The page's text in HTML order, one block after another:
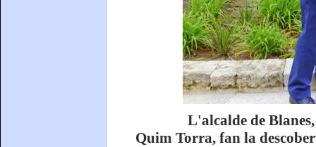
L'alcalde de
Quim Torra, fan la